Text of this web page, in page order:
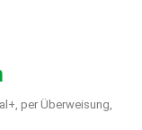
per Überweisung,